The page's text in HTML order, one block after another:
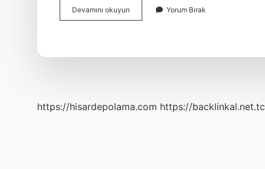
Devamını okuyun
Hangi
Yorum Bırak
https://hisardepolama.com https://backlinkal.net.tc